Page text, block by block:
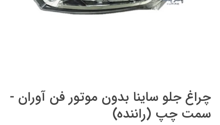
چراغ جلو ساینا بدون موتور فن آوران -
سمت چپ (راننده)